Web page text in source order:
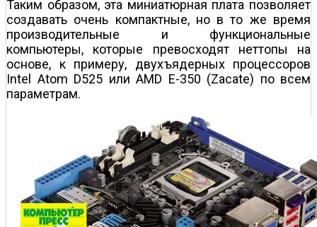
Таким образом, эта миниатюрная плата позволяет
создавать очень компактные, но в то же время
производительные и функциональные
компьютеры, которые превосходят неттопы на
основе, к примеру, двухъядерных процессоров
Intel Atom D525 или AMD E-350 (Zacate) по всем
параметрам.